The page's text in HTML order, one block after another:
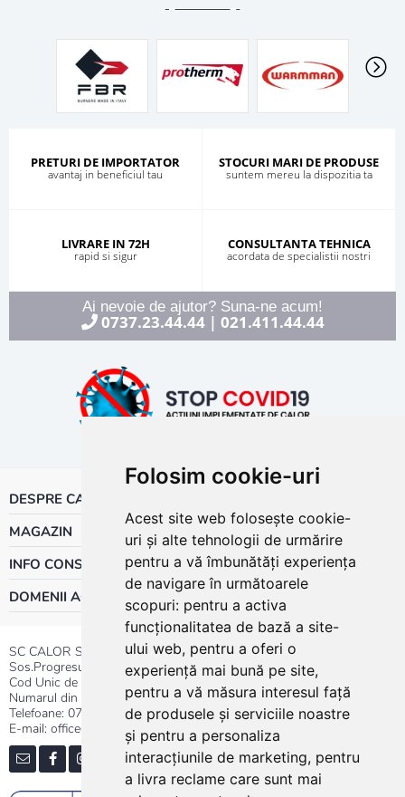
Folosim cookie-uri
Acest site web folosește cookie-
uri și alte tehnologii de urmărire
pentru a vă îmbunătăți experiența
de navigare în următoarele
scopuri: pentru a activa
funcționalitatea de bază a site-
ului web, pentru a oferi o
experiență mai bună pe site,
pentru a vă măsura interesul față
de produsele și serviciile noastre
și pentru a personaliza
interacțiunile de marketing, pentru
a livra reclame care sunt mai
PRETURI DE IMPORTATOR
avantaj in beneficiul tau
STOCURI MARI DE PRODUSE
suntem mereu la dispozitia ta
LIVRARE IN 72H
rapid si sigur
CONSULTANTA TEHNICA
acordata de specialistii nostri
Ai nevoie de ajutor? Suna-ne acum!
0737.23.44.44| 021.411.44.44
DESPRE CALOR
MAGAZIN
INFO CONSUMATOR
DOMENII ACTIVITATE
SC CALOR SRL
Sos.Progresului nr.30-40, Sector 5, Bucuresti
Cod Unic de Inregistrare: RO 3004724
Numarul din Registrul Comertului:J40/13176/1991
Telefoane: 0737.23.44.44|021.411.44.44
E-mail: office@calor.ro